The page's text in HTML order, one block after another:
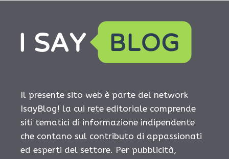
Il presente sito web è parte del network
IsayBlog! la cui rete editoriale comprende
siti tematici di informazione indipendente
che contano sul contributo di appassionati
ed esperti del settore. Per pubblicità,